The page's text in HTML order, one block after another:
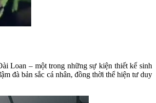
Loan – một trong những sự kiện thiết kế sinh
đà bản sắc cá nhân, đồng thời thể hiện tư duy